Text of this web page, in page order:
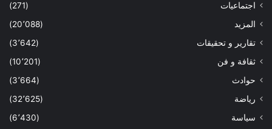
اجتماعيات
(271)
المزيد
(20٬088)
تقارير و تحقيقات
(3٬642)
ثقافة و فن
(10٬201)
حوادث
(3٬664)
رياضة
(32٬625)
سياسة
(6٬430)